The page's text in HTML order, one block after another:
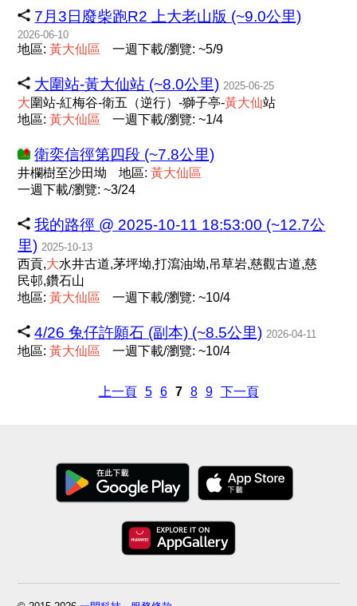
7月3日廢柴跑R2 上大老山版 (~9.0公里)
2026-06-10
地區:黃大仙區 一週下載/瀏覽: ~5/9
大圍站-黃大仙站 (~8.0公里) 2025-06-25
大圍站-紅梅谷-衛五（逆行）-獅子亭-黃大仙站
地區:黃大仙區 一週下載/瀏覽: ~1/4
衛奕信徑第四段 (~7.8公里)
井欄樹至沙田坳 地區:黃大仙區
一週下載/瀏覽: ~3/24
我的路徑 @ 2025-10-11 18:53:00 (~12.7公
里) 2025-10-13
西貢,大水井古道,茅坪坳,打瀉油坳,吊草岩,慈觀古道,慈
民邨,鑽石山
地區:黃大仙區 一週下載/瀏覽: ~10/4
4/26 兔仔許願石 (副本) (~8.5公里) 2026-04-11
地區:黃大仙區 一週下載/瀏覽: ~10/4
上一頁 5 6 7 8 9 下一頁